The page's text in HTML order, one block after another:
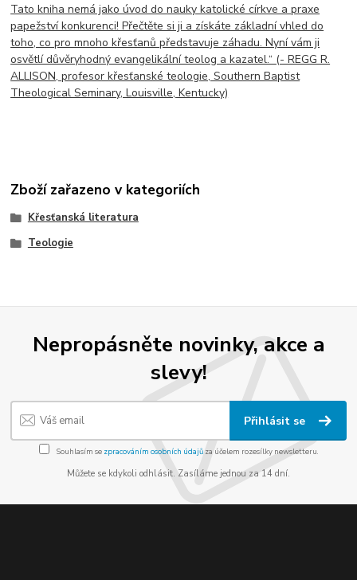
Tato kniha nemá jako úvod do nauky katolické církve a praxe
papežství konkurenci! Přečtěte si ji a získáte základní vhled do
toho, co pro mnoho křesťanů představuje záhadu. Nyní vám ji
osvětlí důvěryhodný evangelikální teolog a kazatel.“ (- REGG R.
ALLISON, profesor křesťanské teologie, Southern Baptist
Theological Seminary, Louisville, Kentucky)
Zboží zařazeno v kategoriích
Křesťanská literatura
Teologie
Nepropásněte novinky, akce a
slevy!
Přihlásit se
Souhlasím se zpracováním osobních údajůza účelem rozesílky newsletteru.
Můžete se kdykoli odhlásit. Zasíláme jednou za 14 dní.